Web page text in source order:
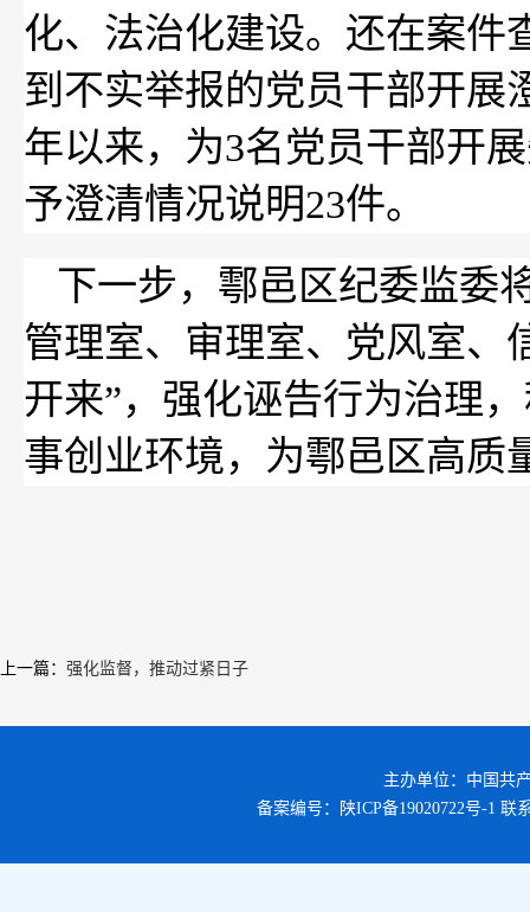
化、法治化建设。还在案件
到不实举报的党员干部开展
年以来，为3名党员干部开
予澄清情况说明23件。
下一步，鄠邑区纪委监委
管理室、审理室、党风室、
开来”，强化诬告行为治理
事创业环境，为鄠邑区高质
上一篇 ： 强化监督，推动过紧日子
主办单位：中国共
备案编号：
陕ICP备19020722号-1 联